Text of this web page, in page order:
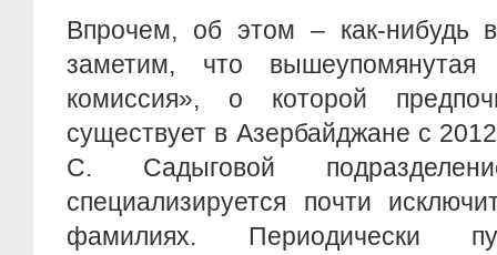
Впрочем, об этом – как-нибудь
заметим, что вышеупомянутая
комиссия», о которой
существует в Азербайджане с
С. Садыговой
специализируется почти
фамилиях. Периодически